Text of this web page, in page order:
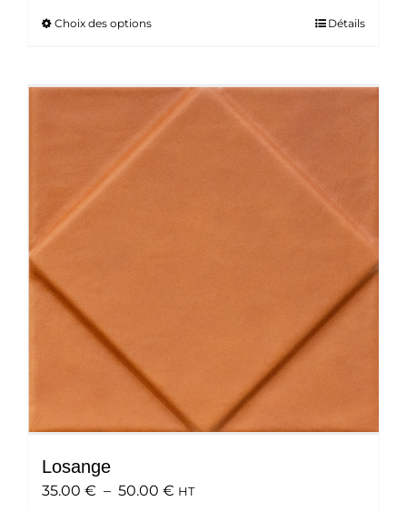
50.00 €
Choix des optionsCe
plusieurs
variations.
Les
peuvent
Détails
Losange
35.00 € – 50.00 € Plage
HT